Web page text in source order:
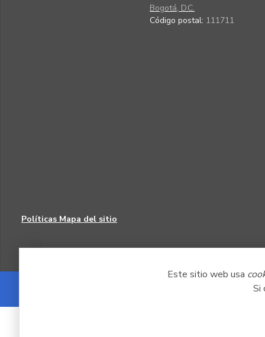
Este sitio web usa
Si
Bogotá, D.C.
Código postal: 111711
Políticas Mapa del sitio